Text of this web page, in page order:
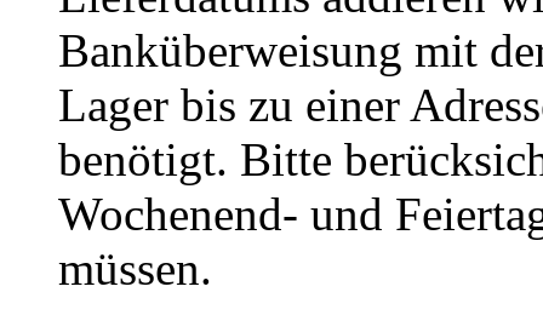
Banküberweisung mit
Lager bis zu einer
benötigt. Bitte
Wochenend- und
müssen.